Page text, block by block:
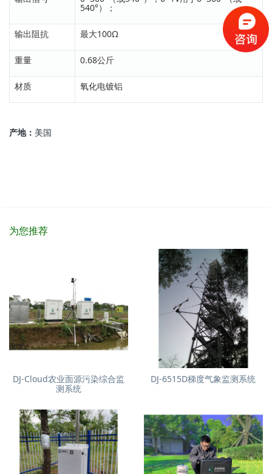
540°）；
输出阻抗 最大100Ω
重量 0.68公斤
材质 氧化电镀铝
产地： 美国
为您推荐
DJ-Cloud农业面源污染综合监
测系统
DJ-6515D梯度气象监测系统